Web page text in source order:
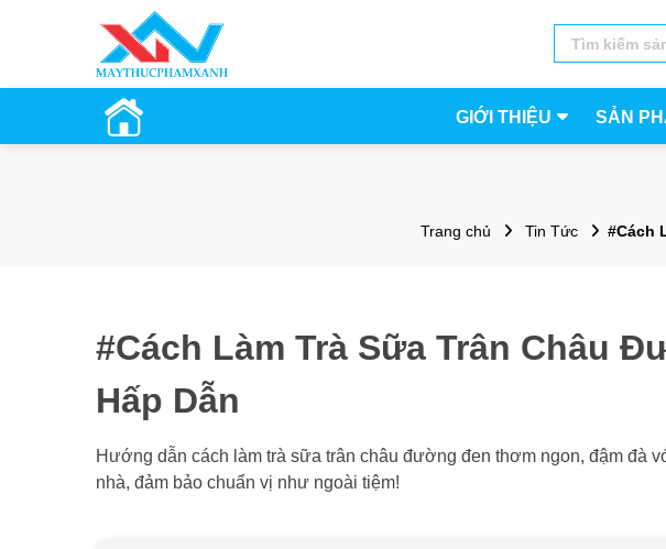
GIỚI THIỆU SẢN
Trang chủ Tin Tức #Cách
#Cách Làm Trà Sữa Trân Châu
Hấp Dẫn
Hướng dẫn cách làm trà sữa trân châu đường đen thơm ngon, đậm đà
nhà, đảm bảo chuẩn vị như ngoài tiệm!